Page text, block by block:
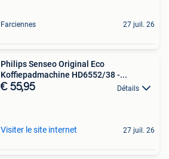
Farciennes 27 juil. 26
Philips Senseo Original Eco
Koffiepadmachine HD6552/38 -...
€ 55,95 Détails
Visiter le site internet 27 juil. 26